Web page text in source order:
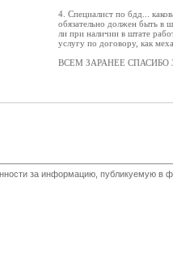
4. Специалист по бдд...
обязательно должен быть в
ли при наличии в штате
услугу по договору, как
ВСЕМ ЗАРАНЕЕ
за информацию, публикуемую